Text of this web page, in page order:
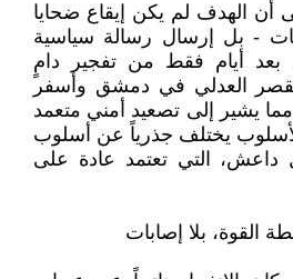
أن الهدف لم يكن إيقاع ضحايا
- بل إرسال رسالة سياسية
بعد أيام فقط من تفجير دامٍ
العدلي في دمشق وأسفر
جريحاً، مما يشير إلى تصعيد أمني متعمد
يختلف جذرياً عن أسلوب
داعش، التي تعتمد عادة على
القوة، بلا إصابات